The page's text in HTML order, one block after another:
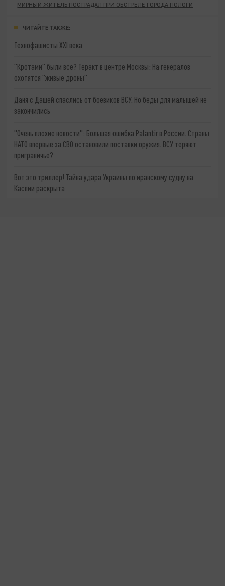
МИРНЫЙ ЖИТЕЛЬ ПОСТРАДАЛ ПРИ ОБСТРЕЛЕ ГОРОДА ПОЛОГИ
ЧИТАЙТЕ ТАКЖЕ:
Технофашисты XXI века
"Кротами" были все? Теракт в центре Москвы: На генералов
охотятся "живые дроны"
Даня с Дашей спаслись от боевиков ВСУ. Но беды для малышей не
закончились
"Очень плохие новости": Большая ошибка Palantir в России. Страны
НАТО впервые за СВО остановили поставки оружия. ВСУ теряют
приграничье?
Вот это триллер! Тайна удара Украины по иранскому судну на
Каспии раскрыта